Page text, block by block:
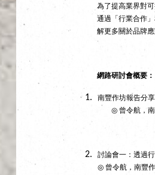
為了提高業界對
通過「行業合作
解更多關於品牌
網路研討會概要：
南豐作坊報告分
◎ 曾令航，
討論會一：透過
◎ 曾令航，南豐